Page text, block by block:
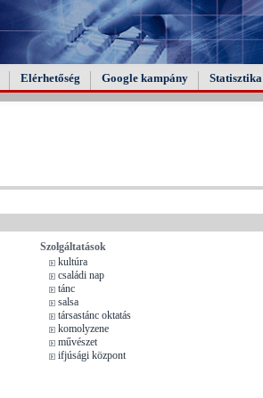
Elérhetőség Google kampány Statisztika
Szolgáltatások
kultúra
családi nap
tánc
salsa
társastánc oktatás
komolyzene
művészet
ifjúsági központ